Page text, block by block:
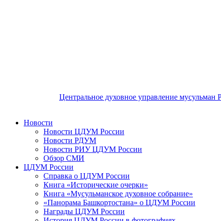
Центральное духовное управление мусульман
Новости
Новости ЦДУМ России
Новости РДУМ
Новости РИУ ЦДУМ России
Обзор СМИ
ЦДУМ России
Справка о ЦДУМ России
Книга «Исторические очерки»
Книга «Мусульманское духовное собрание»
«Панорама Башкортостана» о ЦДУМ России
Награды ЦДУМ России